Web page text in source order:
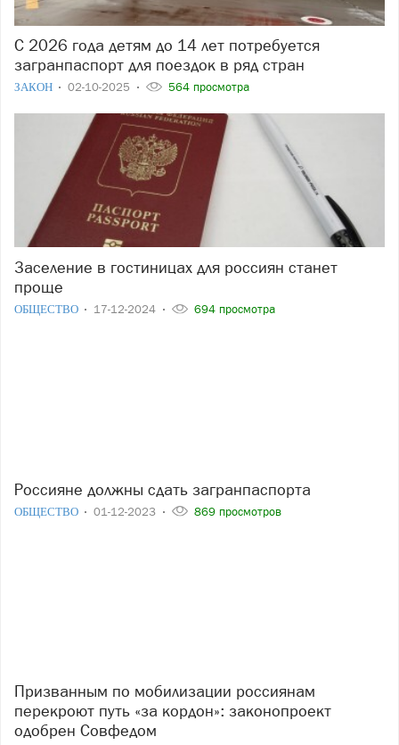
С 2026 года детям до 14 лет потребуется
загранпаспорт для поездок в ряд стран
ЗАКОН 02-10-2025 564 просмотра
Заселение в гостиницах для россиян станет
проще
ОБЩЕСТВО 17-12-2024 694 просмотра
Россияне должны сдать загранпаспорта
ОБЩЕСТВО 01-12-2023 869 просмотров
Призванным по мобилизации россиянам
перекроют путь «за кордон»: законопроект
одобрен Совфедом